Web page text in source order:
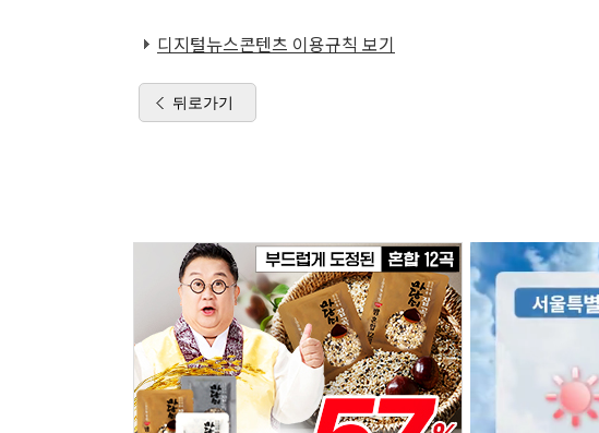
디지털뉴스콘텐츠 이용규칙 보기
뒤로가기